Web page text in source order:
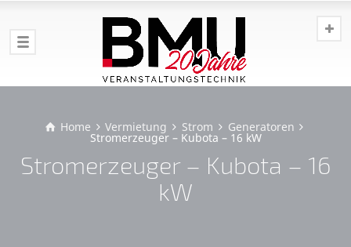
Home Vermietung Strom Generatoren
Stromerzeuger – Kubota – 16 kW
Stromerzeuger – Kubota – 16
kW